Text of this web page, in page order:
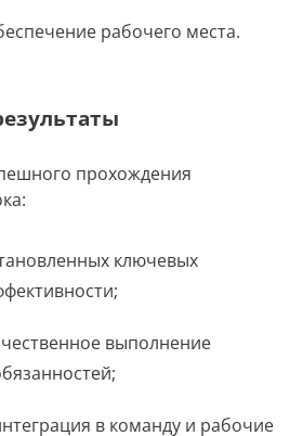
рабочего места.
прохождения
ключевых
выполнение
в команду и рабочие